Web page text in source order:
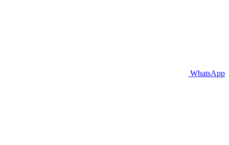
WhatsApp